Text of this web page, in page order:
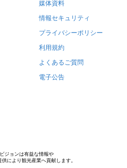
媒体資料
情報セキュリティ
プライバシーポリシー
利用規約
よくあるご質問
電子公告
ジョンは有益な情報や
により観光産業へ貢献します。